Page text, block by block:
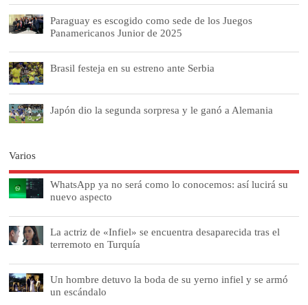
Paraguay es escogido como sede de los Juegos
Panamericanos Junior de 2025
Brasil festeja en su estreno ante Serbia
Japón dio la segunda sorpresa y le ganó a Alemania
Varios
WhatsApp ya no será como lo conocemos: así lucirá su
nuevo aspecto
La actriz de «Infiel» se encuentra desaparecida tras el
terremoto en Turquía
Un hombre detuvo la boda de su yerno infiel y se armó
un escándalo